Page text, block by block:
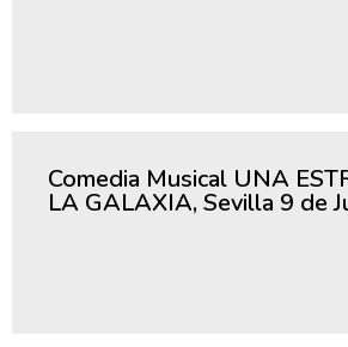
Comedia Musical UNA
LA GALAXIA, Sevilla 9 de